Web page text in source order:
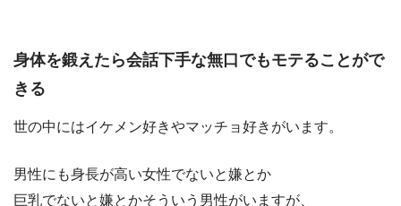
身体を鍛えたら会話下手な無口でもモテることがで
きる
世の中にはイケメン好きやマッチョ好きがいます。
男性にも身長が高い女性でないと嫌とか
巨乳でないと嫌とかそういう男性がいますが、